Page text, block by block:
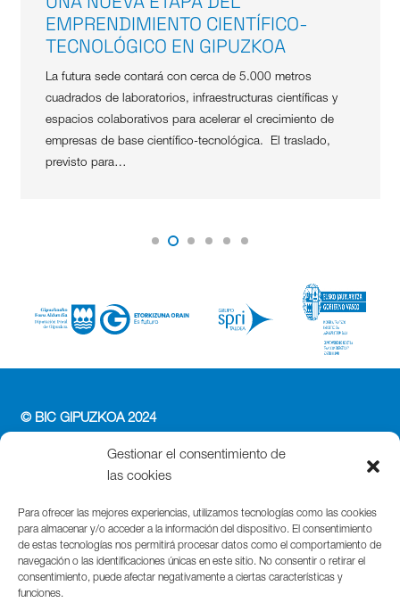
Gestionar el consentimiento de
las cookies
Para ofrecer las mejores experiencias, utilizamos tecnologías como las cookies
para almacenar y/o acceder a la información del dispositivo. El consentimiento
de estas tecnologías nos permitirá procesar datos como el comportamiento de
navegación o las identificaciones únicas en este sitio. No consentir o retirar el
consentimiento, puede afectar negativamente a ciertas características y
funciones.
EMPRENDIMIENTO CIENTÍFICO-
TECNOLÓGICO EN GIPUZKOA
La futura sede contará con cerca de 5.000 metros
cuadrados de laboratorios, infraestructuras científicas y
espacios colaborativos para acelerar el crecimiento de
empresas de base científico-tecnológica. El traslado,
previsto para…
© BIC GIPUZKOA 2024
PERFIL DEL CONTRATANTE
ACCESIBILIDAD
POLÍTICA DE COOKIES
AVISO LEGAL
Parque Cientifico Tecnológico de Gipuzkoa
Edificio Tandem – Paseo Miramón, 170